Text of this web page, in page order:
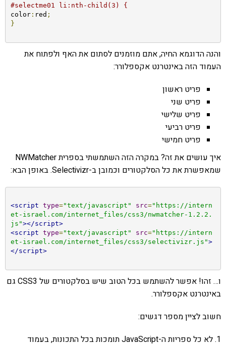
#selectme01 li:nth-child(3) {
color: red ;
}
והנה הדוגמא החיה, אתם מוזמנים לסתום את האף ולפתוח את
העמוד הזה באינטרנט אקספלורר:
פריט ראשון
פריט שני
פריט שלישי
פריט רביעי
פריט חמישי
איך עושים את זה? במקרה הזה השתמשתי בספרית NWMatcher
שמאפשרת את כל הסלקטורים וכמובן ב-Selectivizr. באופן הבא:
<script type="text/javascript" src="https://intern
et-israel.com/internet_files/css3/nwmatcher-1.2.2.
js"></script>
<script type="text/javascript" src="https://intern
et-israel.com/internet_files/css3/selectivizr.js">
</script>
ו… זהו! אפשר להשתמש בכל הטוב שיש בסלקטורים של CSS3 גם
באינטרנט אקספלורר.
חשוב לציין מספר דגשים:
1. לא כל ספריות ה-JavaScript תומכות בכל התכונות, בעמוד